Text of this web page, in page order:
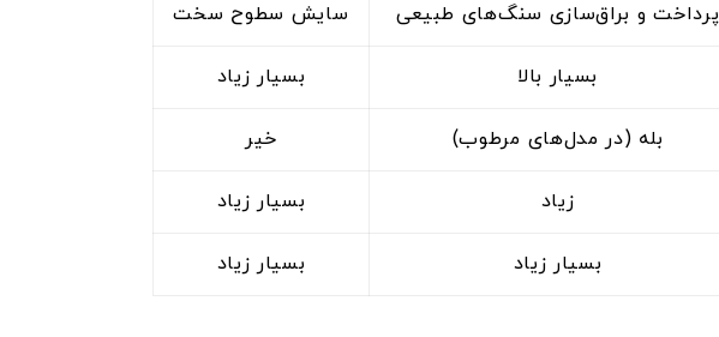
پرداخت و براق‌سازی سنگ‌های طبیعی سایش سطوح سخت
بسیار بالا بسیار زیاد
بله (در مدل‌های مرطوب) خیر
زیاد بسیار زیاد
بسیار زیاد بسیار زیاد